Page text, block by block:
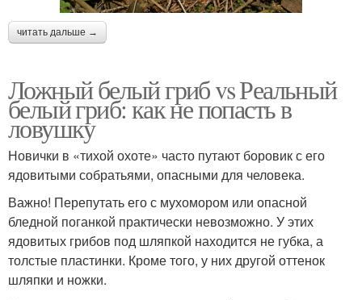
читать дальше →
Ложный белый гриб vs Реальный
белый гриб: как не попасть в
ловушку
Новички в «тихой охоте» часто путают боровик с его
ядовитыми собратьями, опасными для человека.
Важно! Перепутать его с мухомором или опасной
бледной поганкой практически невозможно. У этих
ядовитых грибов под шляпкой находится не губка, а
толстые пластинки. Кроме того, у них другой оттенок
шляпки и ножки.